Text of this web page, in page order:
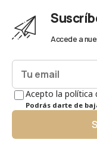
Accede a
Acepto la política
Podrás darte de